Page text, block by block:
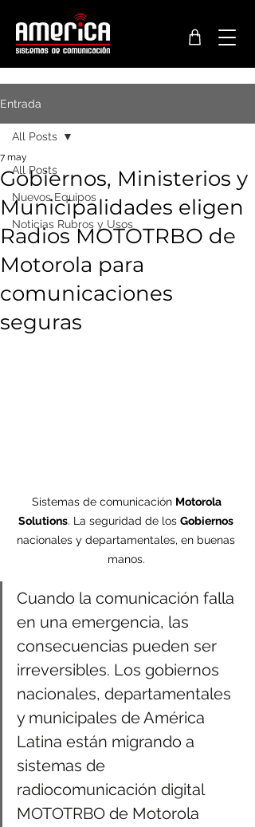
Entrada
All Posts
Nuevos Equipos
Noticias Rubros y Usos
All Posts
Gobiernos, Ministerios y
Municipalidades eligen
Radios MOTOTRBO de
Motorola para
comunicaciones
seguras
7 may
Sistemas de comunicación Motorola
Solutions. La seguridad de los Gobiernos
nacionales y departamentales, en buenas
manos.
Cuando la comunicación falla
en una emergencia, las
consecuencias pueden ser
irreversibles. Los gobiernos
nacionales, departamentales
y municipales de América
Latina están migrando a
sistemas de
radiocomunicación digital
MOTOTRBO de Motorola